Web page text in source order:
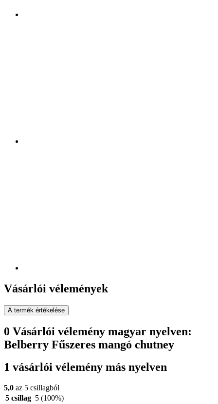
Vásárlói vélemények
A termék értékelése
0 Vásárlói vélemény magyar nyelven:
Belberry Fűszeres mangó chutney
1 vásárlói vélemény más nyelven
5,0 az 5 csillagból
5 csillag 5 (100%)